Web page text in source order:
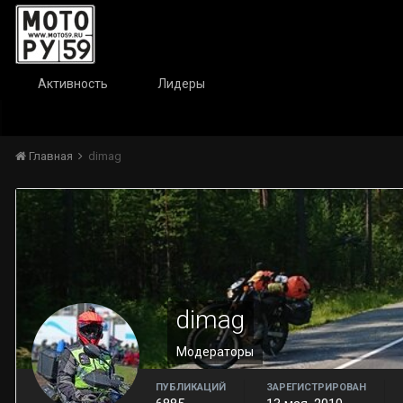
Активность Лидеры
Главная dimag
dimag
Модераторы
ПУБЛИКАЦИЙ ЗАРЕГИСТРИРОВАН